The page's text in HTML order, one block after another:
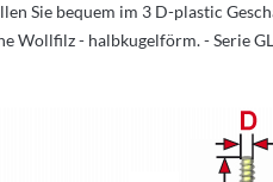
Sie bequem im 3 D-plastic
- halbkugelförm. - Serie